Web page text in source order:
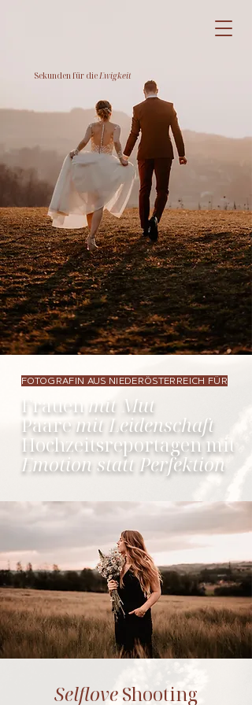
Sekunden für dieEwigkeit
FOTOGRAFIN AUS NIEDERÖSTERREICH FÜR
Frauen mit Mut
Paaremit Leidenschaft
Hochzeitsreportagen mit
Emotion statt Perfektion
SelfloveShooting